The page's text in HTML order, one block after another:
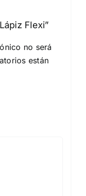
Flexi”
no será
están